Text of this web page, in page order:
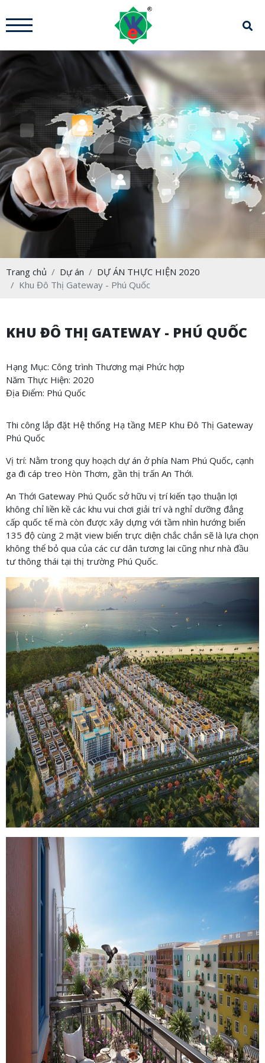
Trang chủ Dự án
DỰ ÁN THỰC HIỆN 2020
Khu Đô Thị Gateway - Phú Quốc
KHU ĐÔ THỊ GATEWAY - PHÚ QUỐC
Hạng Mục: Công trình Thương mại Phức hợp
Năm Thực Hiện: 2020
Địa Điểm: Phú Quốc
Thi công lắp đặt Hệ thống Hạ tầng MEP Khu Đô Thị Gateway
Phú Quốc
Vị trí: Nằm trong quy hoạch dự án ở phía Nam Phú Quốc, cạnh
ga đi cáp treo Hòn Thơm, gần thị trấn An Thới.
An Thới Gateway Phú Quốc sở hữu vị trí kiến tạo thuận lợi
không chỉ liền kề các khu vui chơi giải trí và nghỉ dưỡng đẳng
cấp quốc tế mà còn được xây dựng với tầm nhìn hướng biển
135 độ cùng 2 mặt view biển trực diện chắc chắn sẽ là lựa chọn
không thể bỏ qua của các cư dân tương lai cũng như nhà đầu
tư thông thái tại thị trường Phú Quốc.